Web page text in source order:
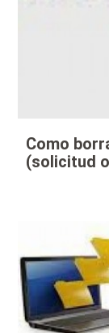
Como
(solicitud